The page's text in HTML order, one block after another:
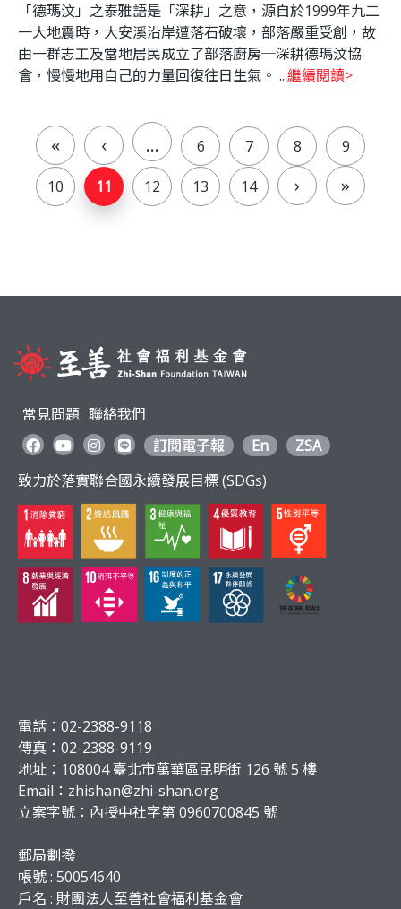
「德瑪汶」之泰雅語是「深耕」之意，源自於1999年九二
一大地震時，大安溪沿岸遭落石破壞，部落嚴重受創，故
由一群志工及當地居民成立了部落廚房─深耕德瑪汶協
會，慢慢地用自己的力量回復往日生氣。 ...繼續閱讀
頁
面
« ‹ … 6 7 8 9
10 11 12 13 14 › »
常見問題 聯絡我們
訂閱電子報
En
ZSA
致力於落實聯合國永續發展目標 (SDGs)
電話：02-2388-9118
傳真：02-2388-9119
地址：108004 臺北市萬華區昆明街 126 號 5 樓
Email： zhishan@zhi-shan.org
立案字號：內授中社字第 0960700845 號
郵局劃撥
帳號 : 50054640
戶名 : 財團法人至善社會福利基金會